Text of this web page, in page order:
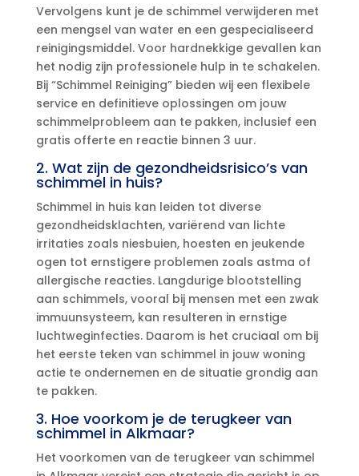
Vervolgens kunt je de schimmel verwijderen met
een mengsel van water en een gespecialiseerd
reinigingsmiddel.​ Voor hardnekkige gevallen kan
het nodig zijn professionele hulp in te schakelen.​
Bij “Schimmel Reiniging” bieden wij een flexibele
service en definitieve oplossingen om jouw
schimmelprobleem aan te pakken, inclusief een
gratis offerte en reactie binnen 3 uur.​
2.​ Wat zijn de gezondheidsrisico’s van
schimmel in huis?
Schimmel in huis kan leiden tot diverse
gezondheidsklachten, variërend van lichte
irritaties zoals niesbuien, hoesten en jeukende
ogen tot ernstigere problemen zoals astma of
allergische reacties.​ Langdurige blootstelling
aan schimmels, vooral bij mensen met een zwak
immuunsysteem, kan resulteren in ernstige
luchtweginfecties.​ Daarom is het cruciaal om bij
het eerste teken van schimmel in jouw woning
actie te ondernemen en de situatie grondig aan
te pakken.​
3.​ Hoe voorkom je de terugkeer van
schimmel in Alkmaar?
Het voorkomen van de terugkeer van schimmel